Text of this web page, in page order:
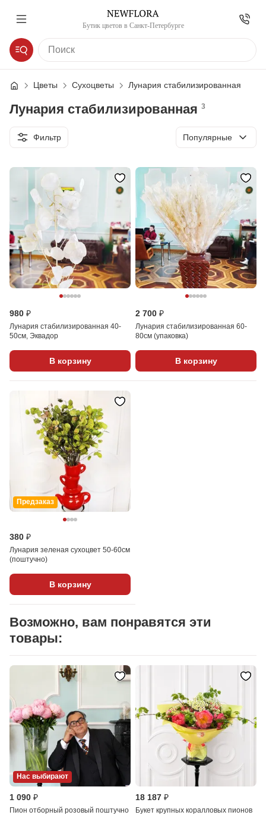
Бутик цветов в Санкт-Петербурге
Цветы Сухоцветы Лунария стабилизированная
Лунария стабилизированная 3
Фильтр Сортировка
Популярные
980 ₽
Лунария стабилизированная 40-
50см, Эквадор
В корзину
2 700 ₽
Лунария стабилизированная 60-
80см (упаковка)
В корзину
Предзаказ
380 ₽
Лунария зеленая сухоцвет 50-60см
(поштучно)
В корзину
Возможно, вам понравятся эти
товары:
Нас выбирают
1 090 ₽
Пион отборный розовый поштучно
18 187 ₽
Букет крупных коралловых пионов